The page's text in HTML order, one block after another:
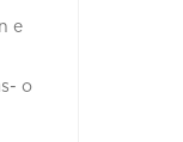
e
o